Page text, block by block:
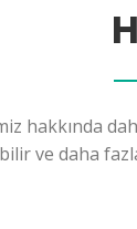
hakkında
ve daha